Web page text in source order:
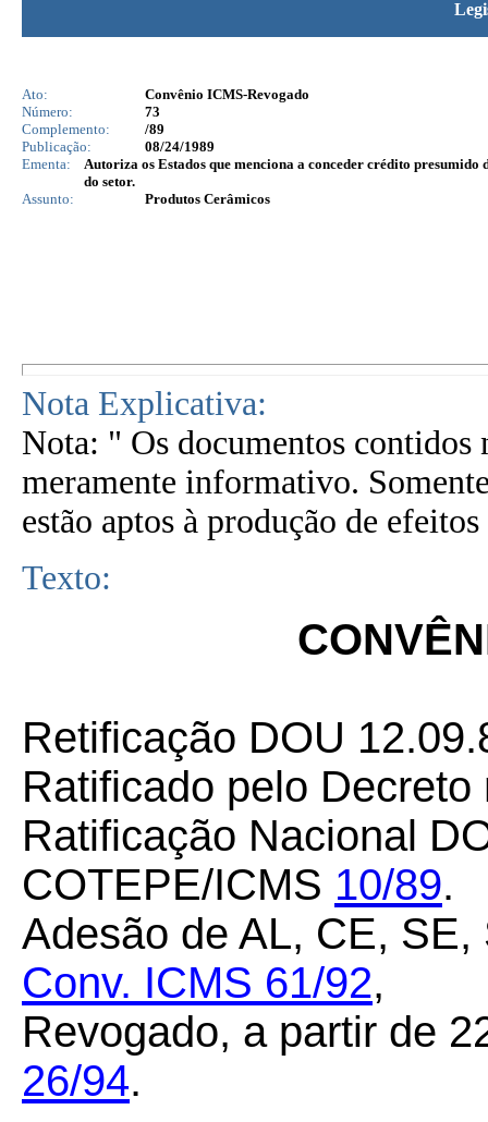
Ato:
Convênio ICMS-Revogado
Número:
73
Complemento:
/89
Publicação:
08/24/1989
Ementa:
Autoriza os Estados que menciona a conceder crédito
do setor.
Assunto:
Produtos Cerâmicos
Nota Explicativa:
Nota: " Os documentos contidos
meramente informativo.
estão aptos à produção de
Texto:
Retificação DOU
Ratificado pelo Decreto
Ratificação Nacional
COTEPE/ICMS 10/89.
Adesão de AL, CE,
Conv. ICMS 61/92,
Revogado, a partir de
26/94.